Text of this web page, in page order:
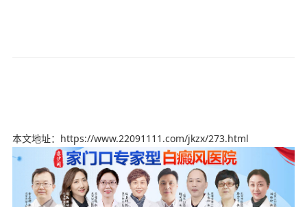
本文地址：https://www.22091111.com/jkzx/273.html